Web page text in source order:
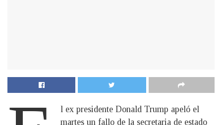
l ex presidente Donald Trump apeló el
martes un fallo de la secretaria de estado